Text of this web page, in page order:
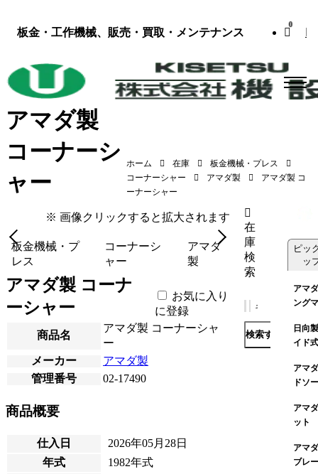
板金・工作機械、販売・買取・メンテナンス
0
アマダ製
コーナーシ
ャー
ホーム 在庫
板金機械・プレス
コーナーシャー
アマダ製
アマダ製 コ
ーナーシャー
アマダ製 コーナーシャー（CSW-220／1982
※ 画像クリックすると拡大されます
板金機械・プ
レス
コーナーシ
ャー
アマダ
製
アマダ製 コーナ
ーシャー
お気に入り
に登録
商品名
アマダ製 コーナーシャ
ー
メーカー
アマダ製
管理番号
02-17490
商品概要
仕入日
2026年05月28日
年式
1982年式
在
庫
検
索
検索する
ピッ
ッ
アマ
ング
日向
イド
アマ
ドソー
アマ
ット
アマ
ブレ